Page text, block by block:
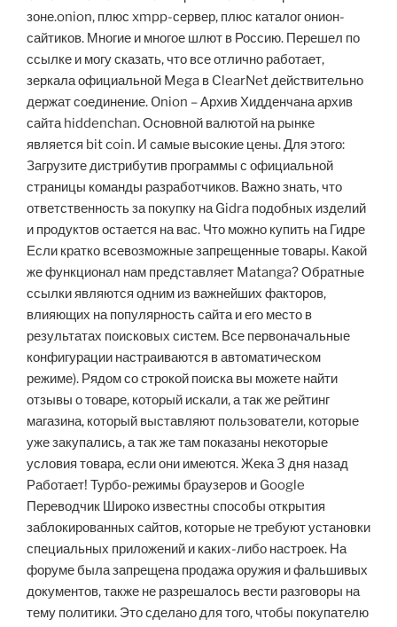
зоне.onion, плюс xmpp-сервер, плюс каталог онион-
сайтиков. Многие и многое шлют в Россию. Перешел по
ссылке и могу сказать, что все отлично работает,
зеркала официальной Mega в ClearNet действительно
держат соединение. Onion – Архив Хидденчана архив
сайта hiddenchan. Основной валютой на рынке
является bit coin. И самые высокие цены. Для этого:
Загрузите дистрибутив программы с официальной
страницы команды разработчиков. Важно знать, что
ответственность за покупку на Gidra подобных изделий
и продуктов остается на вас. Что можно купить на Гидре
Если кратко всевозможные запрещенные товары. Какой
же функционал нам представляет Matanga? Обратные
ссылки являются одним из важнейших факторов,
влияющих на популярность сайта и его место в
результатах поисковых систем. Все первоначальные
конфигурации настраиваются в автоматическом
режиме). Рядом со строкой поиска вы можете найти
отзывы о товаре, который искали, а так же рейтинг
магазина, который выставляют пользователи, которые
уже закупались, а так же там показаны некоторые
условия товара, если они имеются. Жека 3 дня назад
Работает! Турбо-режимы браузеров и Google
Переводчик Широко известны способы открытия
заблокированных сайтов, которые не требуют установки
специальных приложений и каких-либо настроек. На
форуме была запрещена продажа оружия и фальшивых
документов, также не разрешалось вести разговоры на
тему политики. Это сделано для того, чтобы покупателю